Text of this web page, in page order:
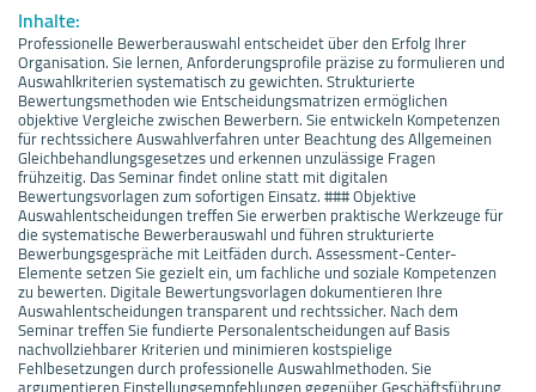
Inhalte:
Professionelle Bewerberauswahl entscheidet über den Erfolg Ihrer
Organisation. Sie lernen, Anforderungsprofile präzise zu formulieren und
Auswahlkriterien systematisch zu gewichten. Strukturierte
Bewertungsmethoden wie Entscheidungsmatrizen ermöglichen
objektive Vergleiche zwischen Bewerbern. Sie entwickeln Kompetenzen
für rechtssichere Auswahlverfahren unter Beachtung des Allgemeinen
Gleichbehandlungsgesetzes und erkennen unzulässige Fragen
frühzeitig. Das Seminar findet online statt mit digitalen
Bewertungsvorlagen zum sofortigen Einsatz. ### Objektive
Auswahlentscheidungen treffen Sie erwerben praktische Werkzeuge für
die systematische Bewerberauswahl und führen strukturierte
Bewerbungsgespräche mit Leitfäden durch. Assessment-Center-
Elemente setzen Sie gezielt ein, um fachliche und soziale Kompetenzen
zu bewerten. Digitale Bewertungsvorlagen dokumentieren Ihre
Auswahlentscheidungen transparent und rechtssicher. Nach dem
Seminar treffen Sie fundierte Personalentscheidungen auf Basis
nachvollziehbarer Kriterien und minimieren kostspielige
Fehlbesetzungen durch professionelle Auswahlmethoden. Sie